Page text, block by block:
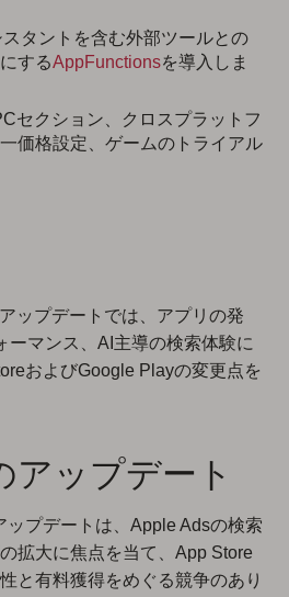
タントを含む外部ツールとの
するAppFunctionsを導入しま
セクション、クロスプラットフ
価格設定、ゲームのトライアル
ップデートでは、アプリの発
ーマンス、AI主導の検索体験に
およびGoogle Playの変更点を
アップデート
ップデートは、Apple Adsの検索
拡大に焦点を当て、App Store
と有料獲得をめぐる競争のあり